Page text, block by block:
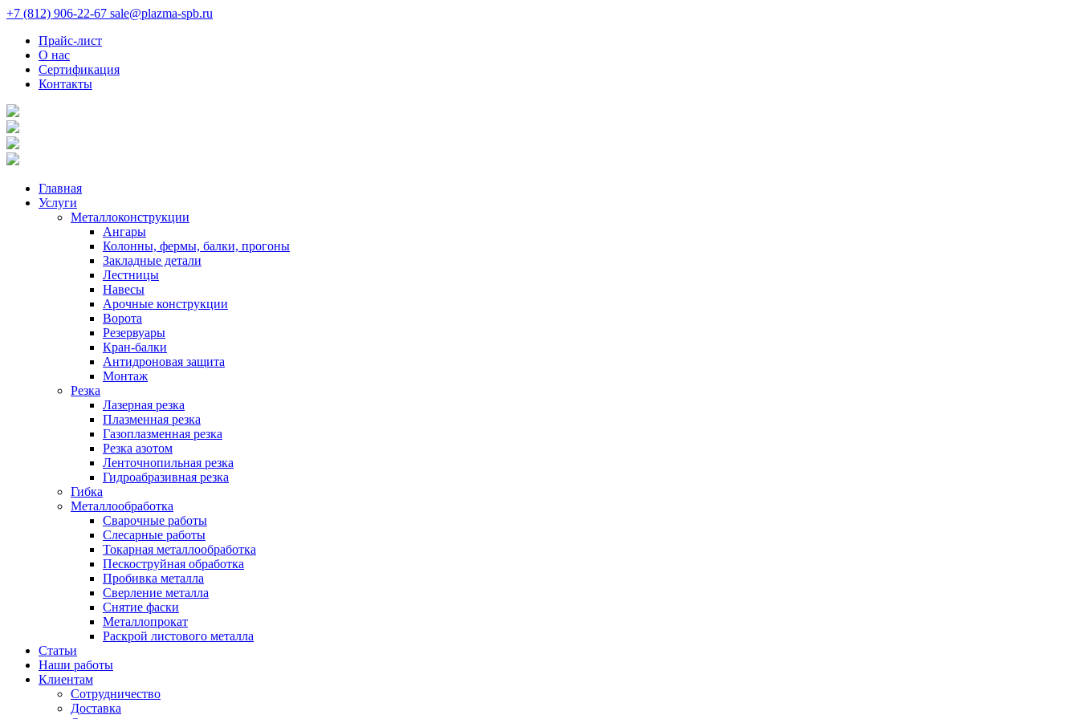
+7 (812) 906-22-67 sale@plazma-spb.ru
Прайс-лист
О нас
Сертификация
Контакты
Главная
Услуги
Металлоконструкции
Ангары
Колонны, фермы, балки, прогоны
Закладные детали
Лестницы
Навесы
Арочные конструкции
Ворота
Резервуары
Кран-балки
Антидроновая защита
Монтаж
Резка
Лазерная резка
Плазменная резка
Газоплазменная резка
Резка азотом
Ленточнопильная резка
Гидроабразивная резка
Гибка
Металлообработка
Сварочные работы
Слесарные работы
Токарная металлообработка
Пескоструйная обработка
Пробивка металла
Сверление металла
Снятие фаски
Металлопрокат
Раскрой листового металла
Статьи
Наши работы
Клиентам
Сотрудничество
Доставка